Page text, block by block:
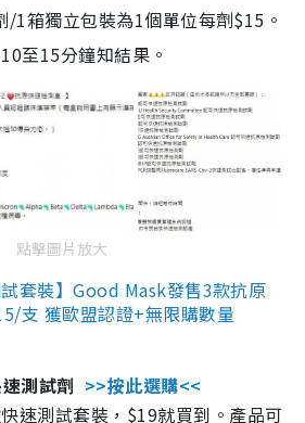
1箱獨立包裝為1個單位每劑$15。
至15分鐘知結果。
點擊圖片放大
套裝】Good Mask發售3款抗原
支 獲歐盟認證+無限購數量
測試劑 >>按此選購<<
速測試套裝，$19就買到。產品可